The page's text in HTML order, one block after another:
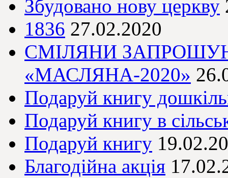
Збудовано нову церкву
1836 27.02.2020
СМІЛЯНИ
«МАСЛЯНА-2020»
Подаруй книгу
Подаруй книгу в
Подаруй книгу
Благодійна акція